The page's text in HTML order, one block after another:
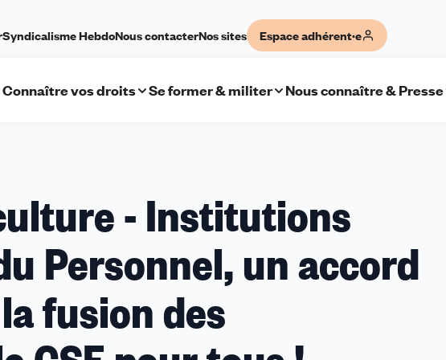
Syndicalisme HebdoNous contacterNos sites Espace adhérent·e
Connaître vos droits Se former & militer Nous connaître & Presse
- Institutions
Personnel, un accord
fusion des